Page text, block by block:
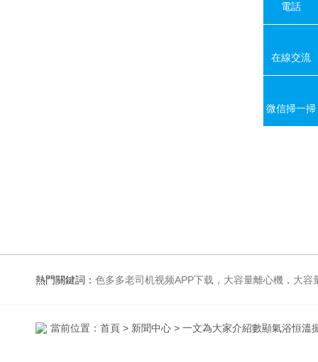
熱門關鍵詞： 色多多老司机视频APP下载，大容量離心機，大容量振蕩器，高速冷凍離心機，生化、光照、振蕩培養箱，磁力攪
當前位置： 首頁 > 新聞中心 > 一文為大家介紹數顯氣浴恒溫
電話
在線交流
微信掃一掃